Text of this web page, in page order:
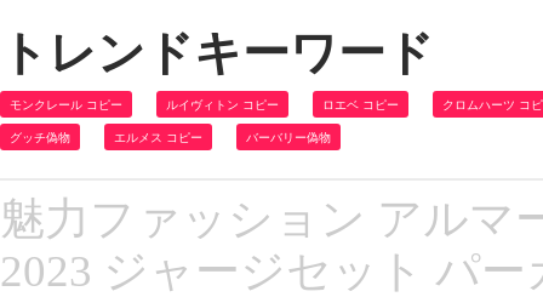
トレンドキーワード
モンクレール コピー ルイヴィトン コピー ロエベ コピー クロムハーツ コ
グッチ偽物 エルメス コピー バーバリー偽物
魅力ファッション アルマ
2023 ジャージセット パ